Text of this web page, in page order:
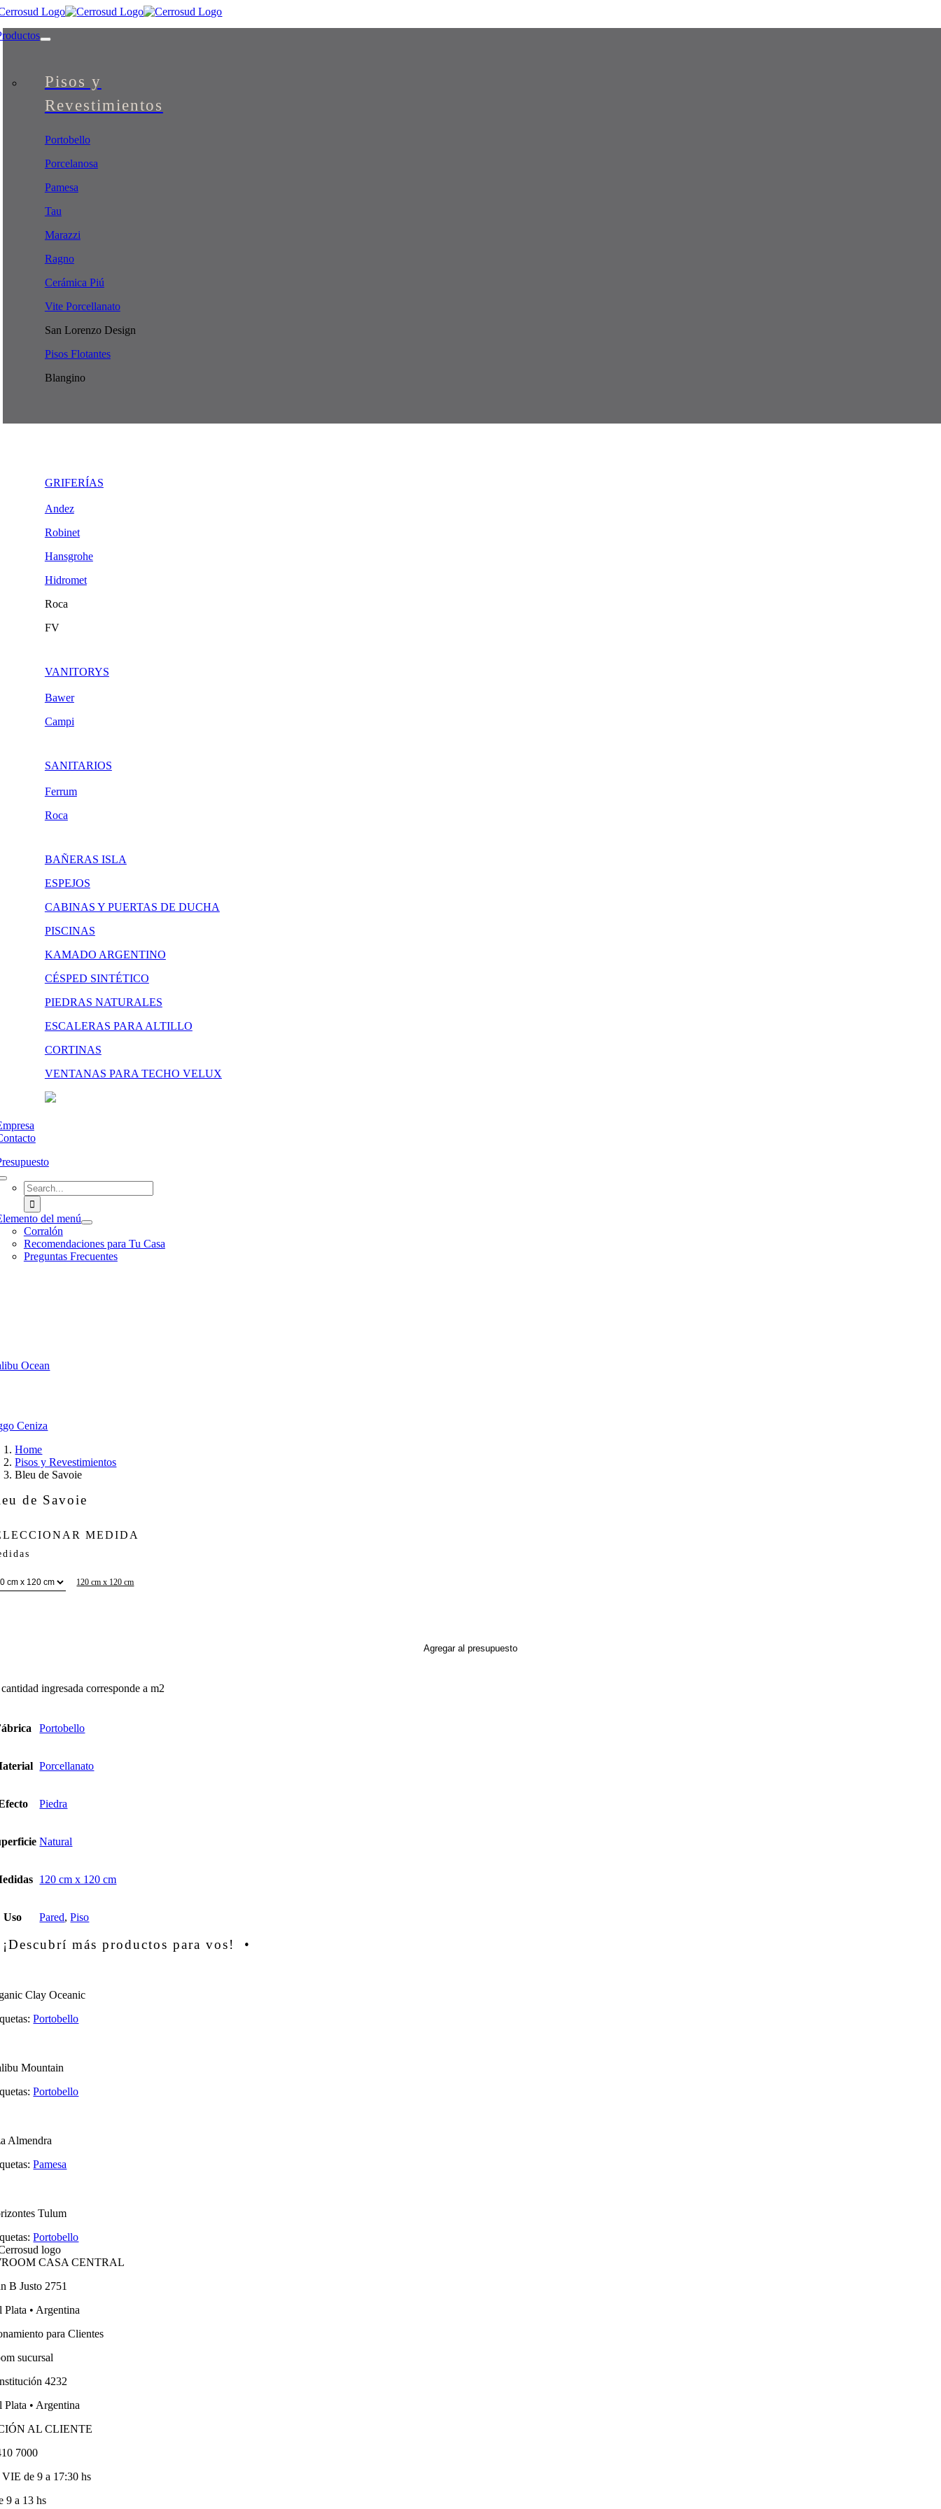
Skip
content
Pisos y
Revestimientos
Portobello
Porcelanosa
Pamesa
Tau
Marazzi
Ragno
Cerámica Piú
Vite Porcellanato
San Lorenzo Design
Pisos Flotantes
Blangino
GRIFERÍAS
Andez
Robinet
Hansgrohe
Hidromet
Roca
FV
VANITORYS
Bawer
Campi
SANITARIOS
Ferrum
Roca
BAÑERAS ISLA
ESPEJOS
CABINAS Y PUERTAS DE DUCHA
PISCINAS
KAMADO ARGENTINO
CÉSPED SINTÉTICO
PIEDRAS NATURALES
ESCALERAS PARA ALTILLO
CORTINAS
VENTANAS PARA TECHO VELUX
Search
for:
del menú
Corralón
Recomendaciones para Tu Casa
Preguntas Frecuentes
Ocean
Ceniza
Home
Pisos y Revestimientos
Bleu de Savoie
de Savoie
MEDIDA
120 cm x 120 cm
Agregar al presupuesto
ingresada corresponde a m2
Portobello
Porcellanato
Piedra
Natural
120 cm x 120 cm
Uso Pared,Piso
más productos para vos! •
Clay Oceanic
Portobello
Mountain
Portobello
Almendra
Pamesa
Tulum
Portobello
CASA CENTRAL
B Justo 2751
Plata • Argentina
para Clientes
sucursal
4232
Plata • Argentina
AL CLIENTE
7000
de 9 a 17:30 hs
9 a 13 hs